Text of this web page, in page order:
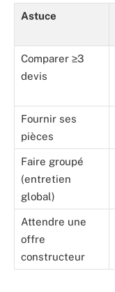
Astuce
Comparer ≥3
devis
Fournir ses
pièces
Faire groupé
(entretien
global)
Attendre une
offre
constructeur